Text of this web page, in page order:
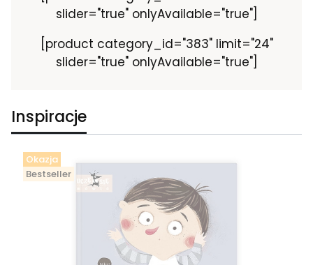
slider="true" onlyAvailable="true"]
[product category_id="383" limit="24"
slider="true" onlyAvailable="true"]
Inspiracje
Okazja
Bestseller